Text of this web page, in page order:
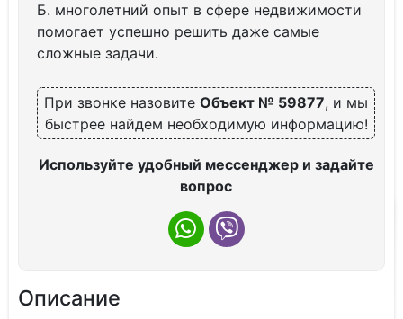
Б. многолетний опыт в сфере недвижимости
помогает успешно решить даже самые
сложные задачи.
При звонке назовите Объект № 59877, и мы
быстрее найдем необходимую информацию!
Используйте удобный мессенджер и задайте
вопрос
Описание